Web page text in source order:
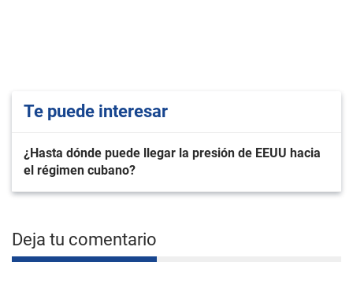
Te puede interesar
¿Hasta dónde puede llegar la presión de EEUU hacia
el régimen cubano?
Deja tu comentario